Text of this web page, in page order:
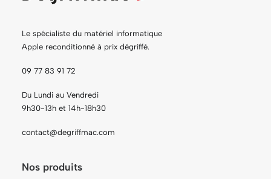
Le spécialiste du matériel informatique
Apple reconditionné à prix dégriffé.
09 77 83 91 72
Du Lundi au Vendredi
9h30-13h et 14h-18h30
contact@degriffmac.com
Nos produits